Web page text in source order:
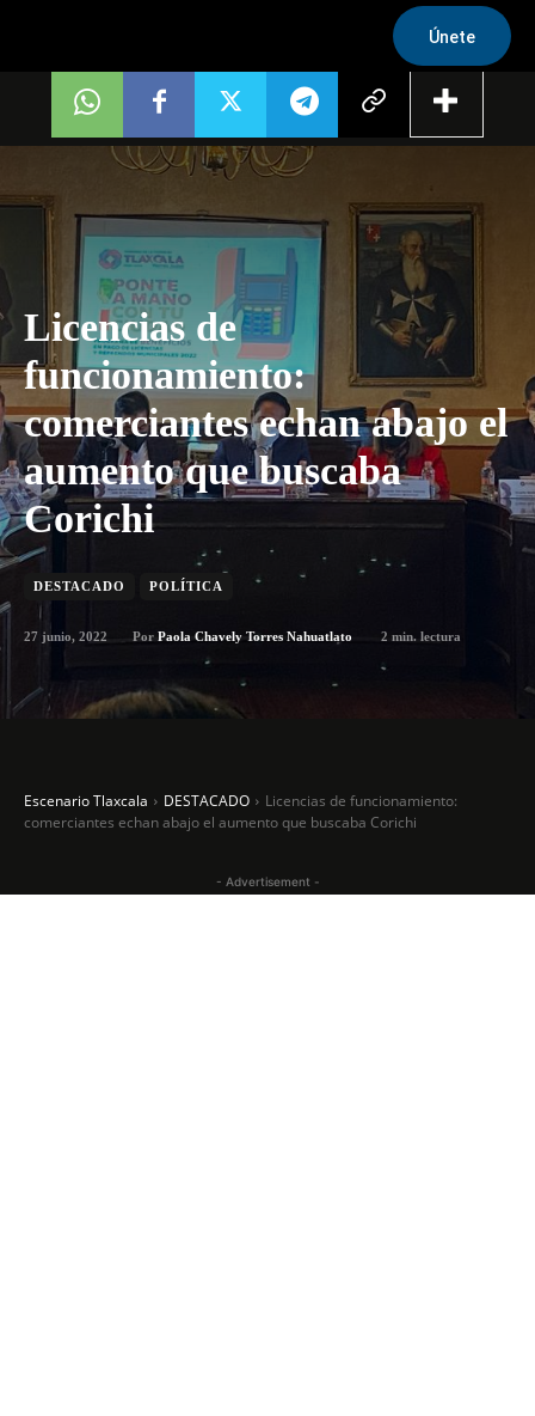
Únete
Licencias de
funcionamiento:
comerciantes echan abajo el
aumento que buscaba
Corichi
DESTACADO POLÍTICA
27 junio, 2022 Por Paola Chavely Torres Nahuatlato 2 min. lectura
Escenario Tlaxcala DESTACADO
Licencias de funcionamiento:
comerciantes echan abajo el aumento que buscaba Corichi
- Advertisement -